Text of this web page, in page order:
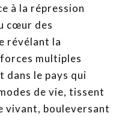
à la répression
cœur des
révélant la
multiples
dans le pays qui
de vie, tissent
vivant, bouleversant